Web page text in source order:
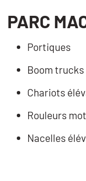
PARC
Portiques
Boom trucks
Chariots
Rouleurs
Nacelles